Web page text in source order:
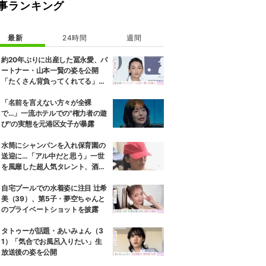
ランキング
最新 24時間 週間
約20年ぶりに出産した冨永愛、パ
ートナー・山本一賢の姿を公開
「たくさん背負ってくれてる」感
「名前を言えない方々が全裸
で…」一流ホテルでの"権力者の遊
び"の実態を元港区女子が暴露
水筒にシャンパンを入れ保育園の
送迎に…「アル中だと思う」一世
を風靡した超人気タレント、酒漬
自宅プールでの水着姿に注目 辻希
美（39）、第5子・夢空ちゃんと
のプライベートショットを披露
タトゥーが話題・あいみょん（3
1）「気合でお風呂入りたい」生
放送後の姿を公開